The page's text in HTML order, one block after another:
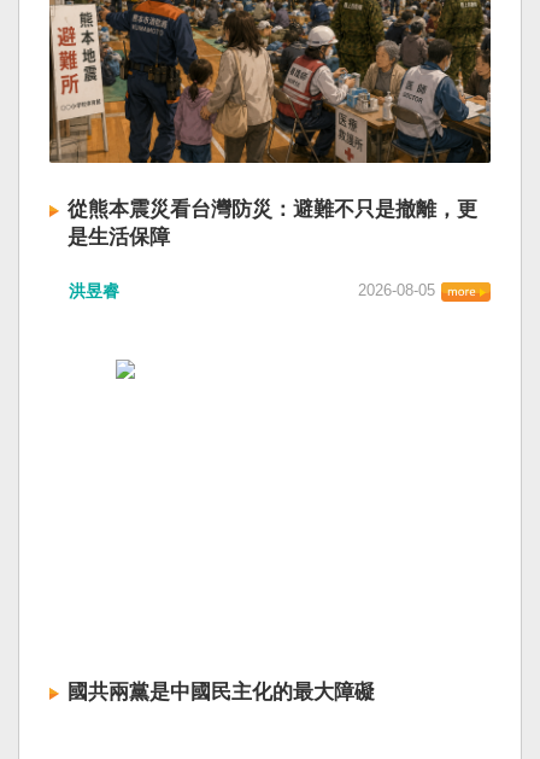
從熊本震災看台灣防災：避難不只是撤離，更
是生活保障
洪昱睿 2026-08-05
國共兩黨是中國民主化的最大障礙